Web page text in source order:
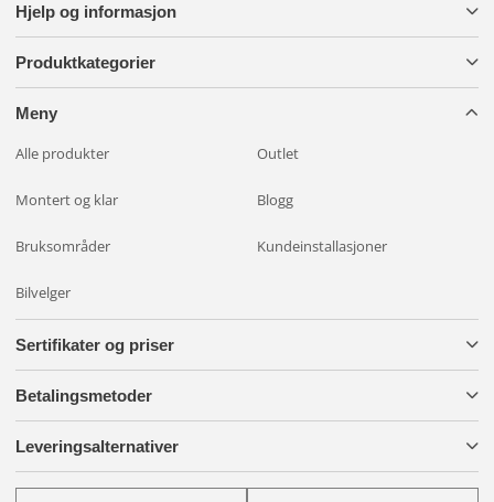
Hjelp og informasjon
Produktkategorier
Meny
Alle produkter Outlet
Montert og klar Blogg
Bruksområder Kundeinstallasjoner
Bilvelger
Sertifikater og priser
Betalingsmetoder
Leveringsalternativer